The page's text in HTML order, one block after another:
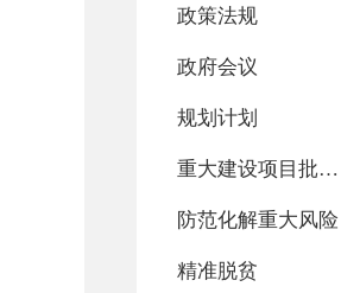
政策法规
政府会议
规划计划
重大建设项目批准和实施
防范化解重大风险
精准脱贫